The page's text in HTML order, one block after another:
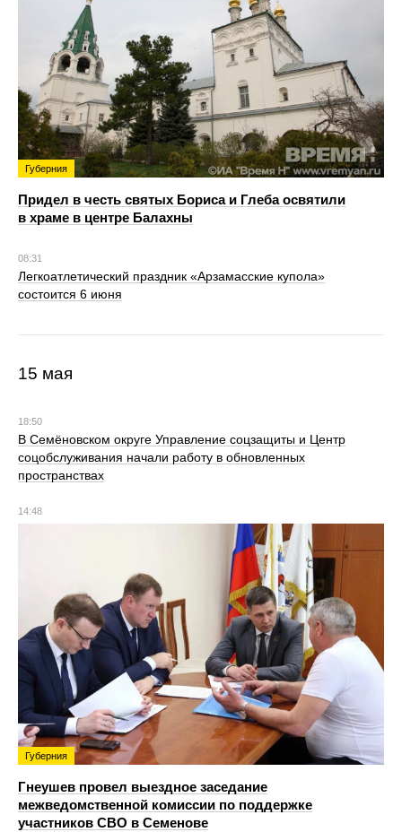
Губерния
Придел в честь святых Бориса и Глеба освятили
в храме в центре Балахны
08:31
Легкоатлетический праздник «Арзамасские купола»
состоится 6 июня
15 мая
18:50
В Семёновском округе Управление соцзащиты и Центр
соцобслуживания начали работу в обновленных
пространствах
14:48
Губерния
Гнеушев провел выездное заседание
межведомственной комиссии по поддержке
участников СВО в Семенове